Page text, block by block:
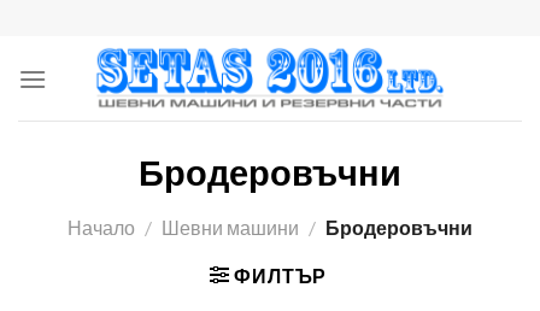
content
Бродеровъчни
Начало / Шевни машини / Бродеровъчни
ФИЛТЪР